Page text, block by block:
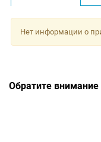
Нет информации о
Обратите